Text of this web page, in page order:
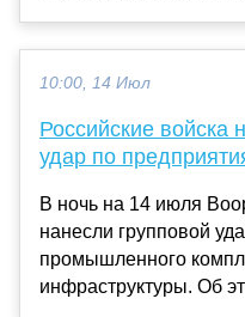
10:00, 14 Июл
Российские войска
удар по
В ночь на 14 июля
нанесли групповой
промышленного
инфраструктуры. Об